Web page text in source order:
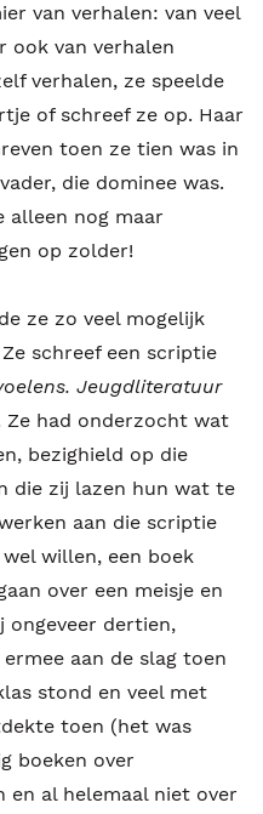
van verhalen: van veel
ook van verhalen
verhalen, ze speelde
of schreef ze op. Haar
toen ze tien was in
die dominee was.
alleen nog maar
op zolder!
ze zo veel mogelijk
schreef een scriptie
Jeugdliteratuur
Ze had onderzocht wat
bezighield op die
die zij lazen hun wat te
aan die scriptie
willen, een boek
over een meisje en
ongeveer dertien,
aan de slag toen
stond en veel met
toen (het was
boeken over
en al helemaal niet over